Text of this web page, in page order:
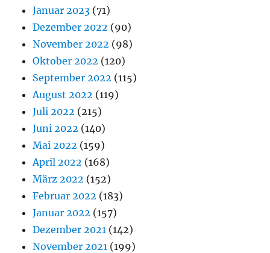
Januar 2023 (71)
Dezember 2022 (90)
November 2022 (98)
Oktober 2022 (120)
September 2022 (115)
August 2022 (119)
Juli 2022 (215)
Juni 2022 (140)
Mai 2022 (159)
April 2022 (168)
März 2022 (152)
Februar 2022 (183)
Januar 2022 (157)
Dezember 2021 (142)
November 2021 (199)